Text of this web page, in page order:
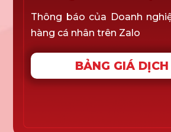
Thông báo của Doanh
hàng cá nhân trên Zalo
BẢNG GIÁ